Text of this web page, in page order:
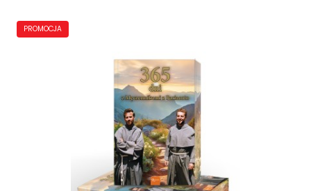
PROMOCJA